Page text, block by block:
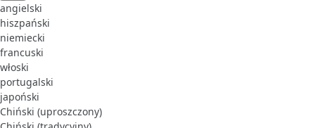
angielski
hiszpański
niemiecki
francuski
włoski
portugalski
japoński
Chiński (uproszczony)